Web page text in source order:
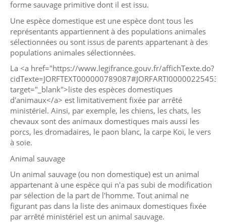
forme sauvage primitive dont il est issu.
Une espèce domestique est une espèce dont tous les
représentants appartiennent à des populations animales
sélectionnées ou sont issus de parents appartenant à des
populations animales sélectionnées.
La <a href="https://www.legifrance.gouv.fr/affichTexte.do?
cidTexte=JORFTEXT000000789087#JORFARTI000002254536"
target="_blank">liste des espèces domestiques
d'animaux</a> est limitativement fixée par arrêté
ministériel. Ainsi, par exemple, les chiens, les chats, les
chevaux sont des animaux domestiques mais aussi les
porcs, les dromadaires, le paon blanc, la carpe Koï, le vers
à soie.
Animal sauvage
Un animal sauvage (ou non domestique) est un animal
appartenant à une espèce qui n'a pas subi de modification
par sélection de la part de l'homme. Tout animal ne
figurant pas dans la liste des animaux domestiques fixée
par arrêté ministériel est un animal sauvage.